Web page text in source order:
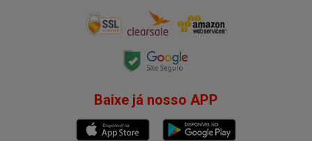
Baixe já nosso APP